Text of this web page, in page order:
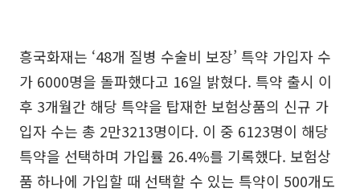
흥국화재는 ‘48개 질병 수술비 보장’ 특약 가입자 수
가 6000명을 돌파했다고 16일 밝혔다. 특약 출시 이
후 3개월간 해당 특약을 탑재한 보험상품의 신규 가
입자 수는 총 2만3213명이다. 이 중 6123명이 해당
특약을 선택하며 가입률 26.4%를 기록했다. 보험상
품 하나에 가입할 때 선택할 수 있는 특약이 500개도